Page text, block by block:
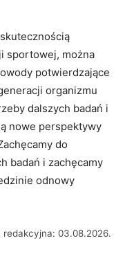
sportowej, można
potwierdzające
organizmu
dalszych badań i
​nowe perspektywy
do
badań i zachęcamy
⁢odnowy
redakcyjna: 03.08.2026.